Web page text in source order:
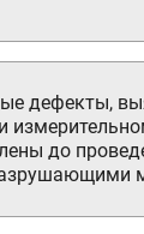
дефекты,
до